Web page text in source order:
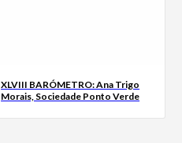
XLVIII BARÓMETRO: Ana Trigo
Morais, Sociedade Ponto Verde